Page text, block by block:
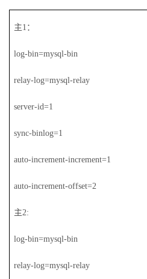
主1：
log-bin=mysql-bin
relay-log=mysql-relay
server-id=1
sync-binlog=1
auto-increment-increment=1
auto-increment-offset=2
主2:
log-bin=mysql-bin
relay-log=mysql-relay